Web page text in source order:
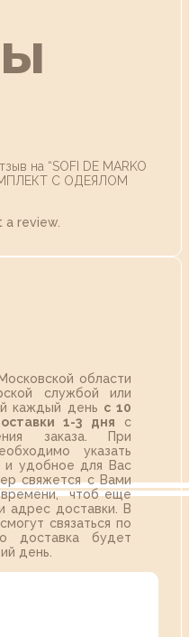
на “SOFI DE MARKO
С ОДЕЯЛОМ
a review.
области
службой или
каждый день с 10
1-3 дня с
заказа. При
указать
и удобное для Вас
свяжется с Вами
времени, чтоб еще
адрес доставки. В
связаться по
доставка будет
день.